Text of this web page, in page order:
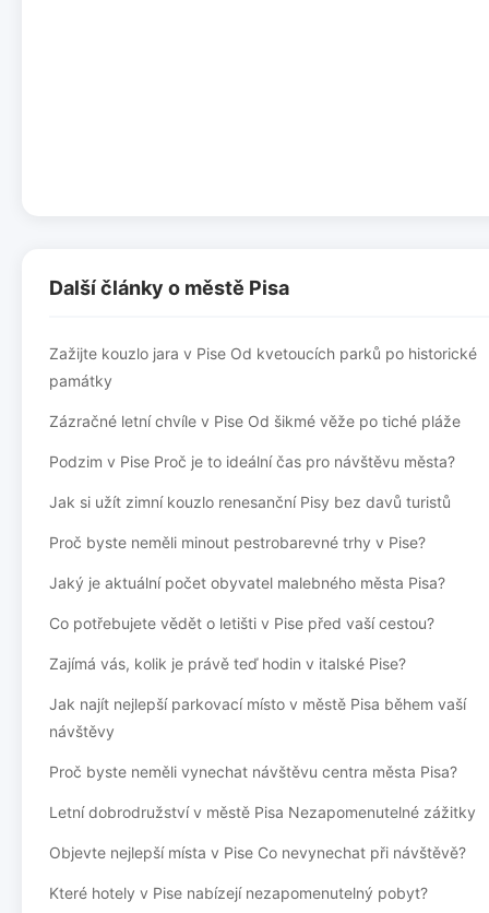
Další články o městě Pisa
Zažijte kouzlo jara v Pise Od kvetoucích parků po historické
památky
Zázračné letní chvíle v Pise Od šikmé věže po tiché pláže
Podzim v Pise Proč je to ideální čas pro návštěvu města?
Jak si užít zimní kouzlo renesanční Pisy bez davů turistů
Proč byste neměli minout pestrobarevné trhy v Pise?
Jaký je aktuální počet obyvatel malebného města Pisa?
Co potřebujete vědět o letišti v Pise před vaší cestou?
Zajímá vás, kolik je právě teď hodin v italské Pise?
Jak najít nejlepší parkovací místo v městě Pisa během vaší
návštěvy
Proč byste neměli vynechat návštěvu centra města Pisa?
Letní dobrodružství v městě Pisa Nezapomenutelné zážitky
Objevte nejlepší místa v Pise Co nevynechat při návštěvě?
Které hotely v Pise nabízejí nezapomenutelný pobyt?